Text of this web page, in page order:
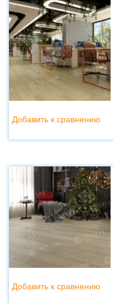
Добавить к сравнению
Добавить к сравнению